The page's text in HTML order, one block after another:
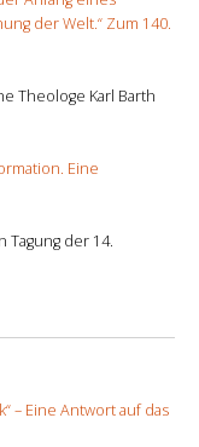
der Welt.“ Zum 140.
Theologe Karl Barth
Eine
der 14.
– Eine Antwort auf das